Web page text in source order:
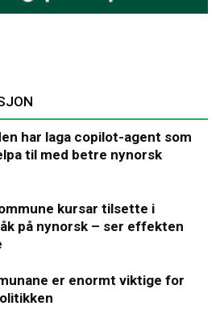
har laga copilot-agent som
til med betre nynorsk
kursar tilsette i
på nynorsk – ser effekten
er enormt viktige for